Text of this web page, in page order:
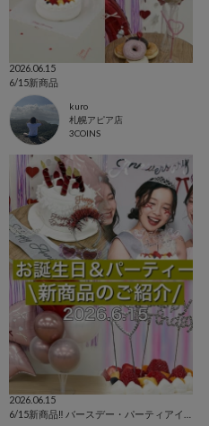
2026.06.15
6/15新商品
kuro
札幌アピア店
3COINS
2026.06.15